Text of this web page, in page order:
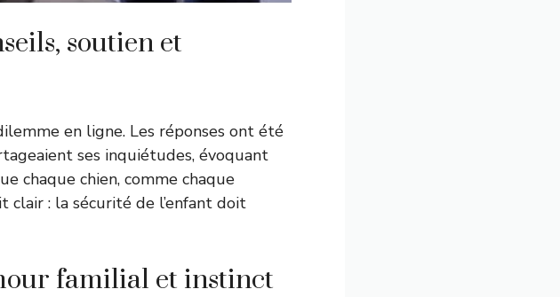
soutien et
en ligne. Les réponses ont été
ses inquiétudes, évoquant
chaque chien, comme chaque
clair : la sécurité de l’enfant doit
familial et instinct